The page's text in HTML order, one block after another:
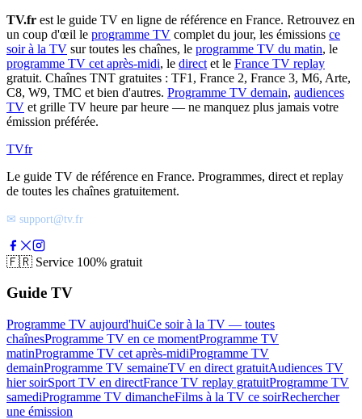
TV.fr est le guide TV en ligne de référence en France. Retrouvez en
un coup d'œil le programme TV complet du jour, les émissions ce
soir à la TV sur toutes les chaînes, le programme TV du matin, le
programme TV cet après-midi, le direct et le France TV replay
gratuit. Chaînes TNT gratuites : TF1, France 2, France 3, M6, Arte,
C8, W9, TMC et bien d'autres. Programme TV demain, audiences
TV et grille TV heure par heure — ne manquez plus jamais votre
émission préférée.
TVfr
Le guide TV de référence en France. Programmes, direct et replay
de toutes les chaînes gratuitement.
✉ support@tv.fr
🇫🇷 Service 100% gratuit
Guide TV
Programme TV aujourd'huiCe soir à la TV — toutes
chaînesProgramme TV en ce momentProgramme TV
matinProgramme TV cet après-midiProgramme TV
demainProgramme TV semaineTV en direct gratuitAudiences TV
hier soirSport TV en directFrance TV replay gratuitProgramme TV
samediProgramme TV dimancheFilms à la TV ce soirRechercher
une émission